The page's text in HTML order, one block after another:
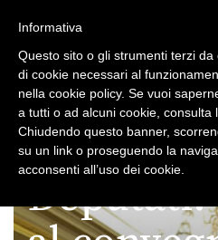
Toggle
navigation
Camera
Deputati:
Informativa
Questo sito o gli strumenti terzi
di cookie necessari al
nella cookie policy. Se vuoi
a tutti o ad alcuni cookie, consulta
Chiudendo questo banner,
su un link o proseguendo la
acconsenti all’uso dei cookie.